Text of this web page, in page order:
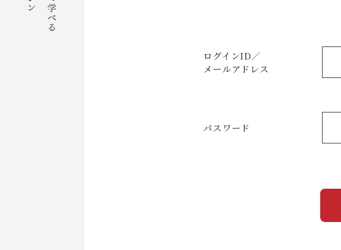
ログインID／
メールアドレス
パスワード